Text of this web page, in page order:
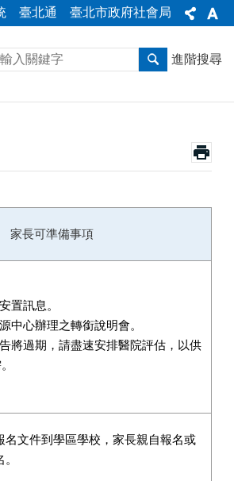
臺北通 臺北市政府社會局
進階搜尋
家長可準備事項
置訊息。
中心辦理之轉銜說明會。
將過期，請盡速安排醫院評估，以供
名文件到學區學校，家長親自報名或